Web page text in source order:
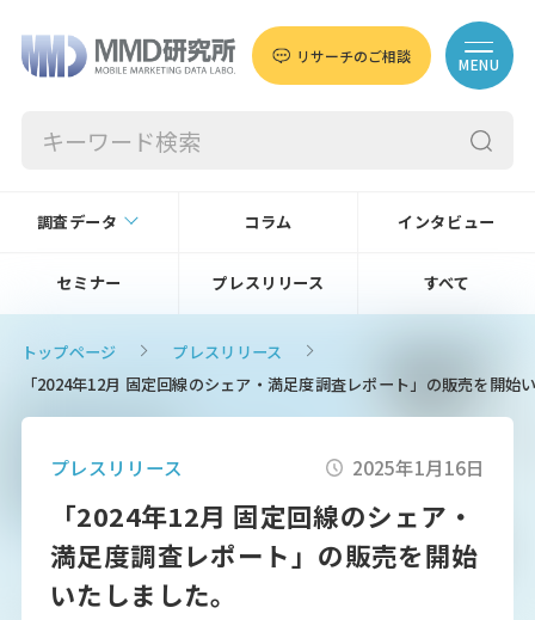
リサーチのご相談 MENU
調査データ コラム インタビュー
セミナー プレスリリース すべて
トップページ
プレスリリース
「2024年12月 固定回線のシェア・満足度調査レポート」の販売を開始
プレスリリース 2025年1月16日
「2024年12月 固定回線のシェア・
満足度調査レポート」の販売を開始
いたしました。